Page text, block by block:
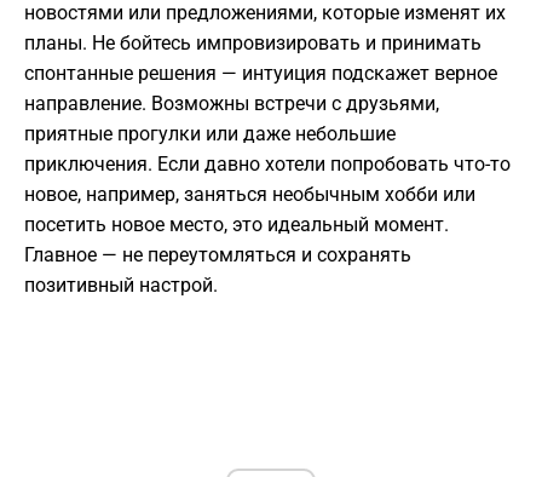
новостями или предложениями, которые изменят их
планы. Не бойтесь импровизировать и принимать
спонтанные решения — интуиция подскажет верное
направление. Возможны встречи с друзьями,
приятные прогулки или даже небольшие
приключения. Если давно хотели попробовать что-то
новое, например, заняться необычным хобби или
посетить новое место, это идеальный момент.
Главное — не переутомляться и сохранять
позитивный настрой.